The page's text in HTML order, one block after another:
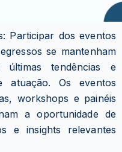
Participar dos eventos
se mantenham
tendências e
atuação. Os eventos
workshops e painéis
a oportunidade de
e insights relevantes